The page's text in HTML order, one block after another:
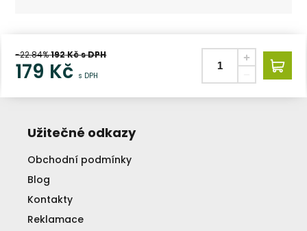
-22.84%192Kč s DPH
179 Kč s DPH
Užitečné odkazy
Obchodní podmínky
Blog
Kontakty
Reklamace